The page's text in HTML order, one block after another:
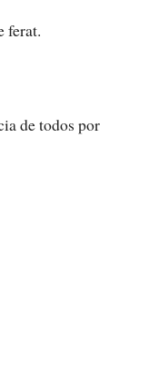
ferat.
de todos por